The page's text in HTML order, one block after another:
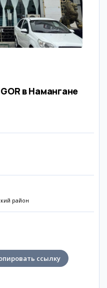
в Намангане
район
ссылку